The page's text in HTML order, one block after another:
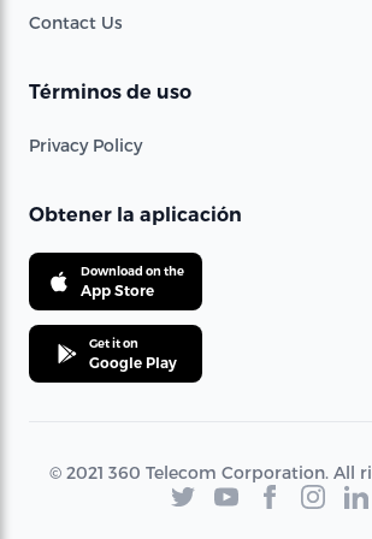
Contact Us
Términos de uso
Privacy Policy
Obtener la aplicación
Download on the
App Store
Get it on
Google Play
© 2021 360 Telecom Corporation. All